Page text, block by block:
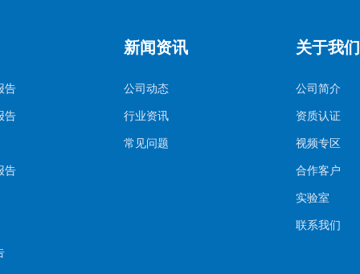
告
告
告
新闻资讯
公司动态
行业资讯
常见问题
关于我们
公司简介
资质认证
视频专区
合作客户
实验室
联系我们